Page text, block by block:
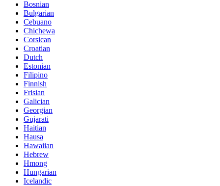
Bosnian
Bulgarian
Cebuano
Chichewa
Corsican
Croatian
Dutch
Estonian
Filipino
Finnish
Frisian
Galician
Georgian
Gujarati
Haitian
Hausa
Hawaiian
Hebrew
Hmong
Hungarian
Icelandic